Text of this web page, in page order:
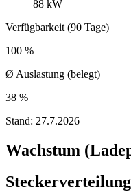
88 kW
Verfügbarkeit (90 Tage)
100 %
Ø Auslastung (belegt)
38 %
Stand: 27.7.2026
Wachstum
Steckerverteilung